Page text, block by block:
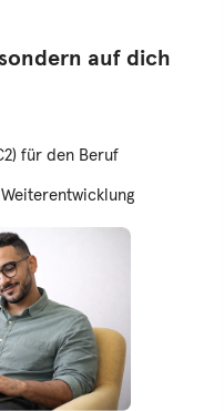
auf dich
für den Beruf